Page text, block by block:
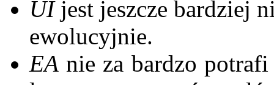
UIjest jeszcze bardziej
ewolucyjnie.
EA nie za bardzo